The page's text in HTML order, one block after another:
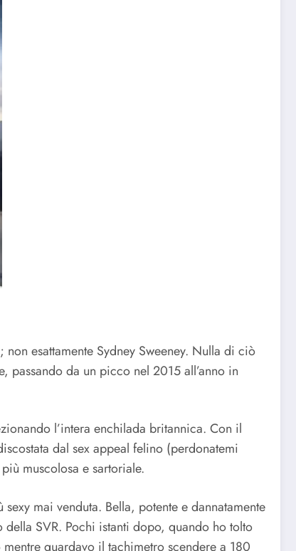
esattamente Sydney Sweeney. Nulla di ciò
passando da un picco nel 2015 all’anno in
l’intera enchilada britannica. Con il
dal sex appeal felino (perdonatemi
muscolosa e sartoriale.
mai venduta. Bella, potente e dannatamente
SVR. Pochi istanti dopo, quando ho tolto
guardavo il tachimetro scendere a 180